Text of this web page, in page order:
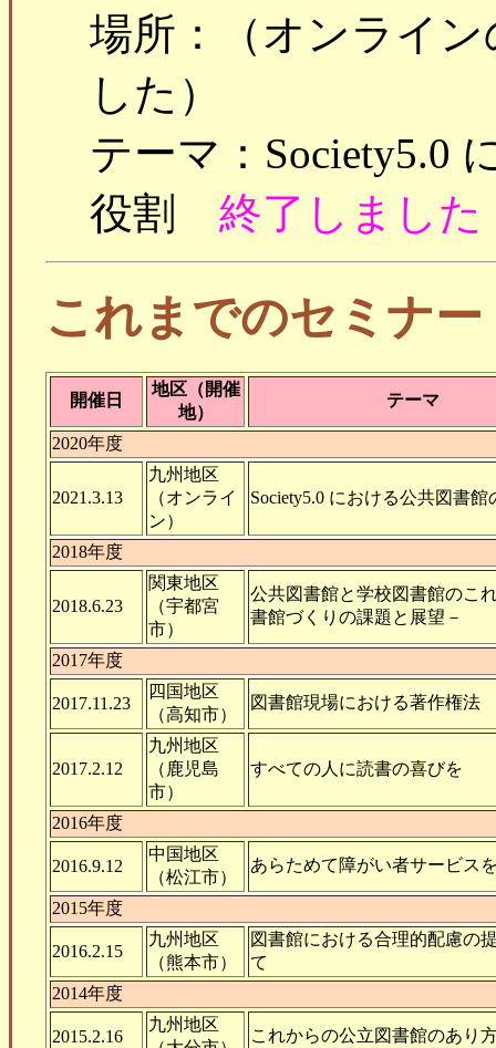
場所：（オンライ
した）
テーマ：Society5.0
役割 終了しました
これまでのセミナー
開催日
地区（開催
地）
テーマ
2020年度
2021.3.13
九州地区
（オンライ
ン）
Society5.0 における公共図書館
2018年度
2018.6.23
関東地区
（宇都宮
市）
公共図書館と学校図書館のこ
書館づくりの課題と展望－
2017年度
2017.11.23
四国地区
（高知市）
図書館現場における著作権法
2017.2.12
九州地区
（鹿児島
市）
すべての人に読書の喜びを
2016年度
2016.9.12
中国地区
（松江市）
あらためて障がい者サービス
2015年度
2016.2.15
九州地区
（熊本市）
図書館における合理的配慮の
て
2014年度
2015.2.16
九州地区
これからの公立図書館のあり